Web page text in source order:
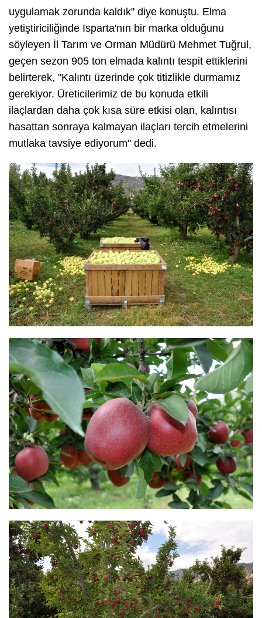
uygulamak zorunda kaldık" diye konuştu. Elma
yetiştiriciliğinde Isparta'nın bir marka olduğunu
söyleyen İl Tarım ve Orman Müdürü Mehmet Tuğrul,
geçen sezon 905 ton elmada kalıntı tespit ettiklerini
belirterek, "Kalıntı üzerinde çok titizlikle durmamız
gerekiyor. Üreticilerimiz de bu konuda etkili
ilaçlardan daha çok kısa süre etkisi olan, kalıntısı
hasattan sonraya kalmayan ilaçları tercih etmelerini
mutlaka tavsiye ediyorum" dedi.